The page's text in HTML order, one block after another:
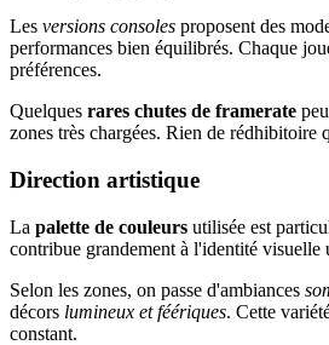
Les versions consoles proposent des
performances bien équilibrés. Chaque
préférences.
Quelques rares chutes de framerate
zones très chargées. Rien de rédhibitoire
Direction artistique
La palette de couleurs utilisée est
contribue grandement à l'identité visuelle
Selon les zones, on passe d'ambiances
décors lumineux et féériques. Cette
constant.